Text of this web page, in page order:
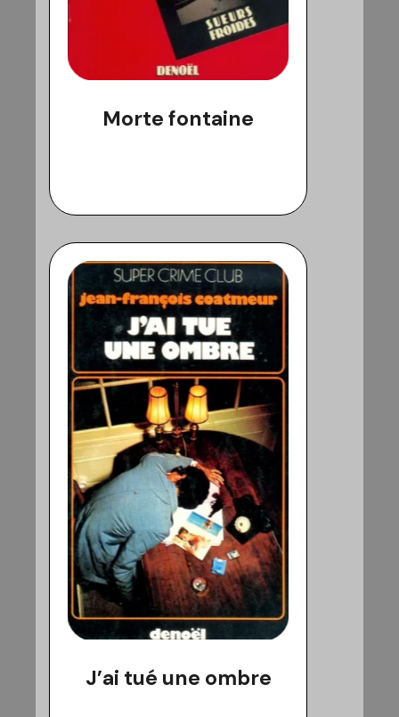
Morte fontaine
J’ai tué une ombre